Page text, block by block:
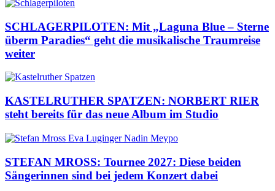
SCHLAGERPILOTEN: Mit „Laguna Blue – Sterne
überm Paradies“ geht die musikalische Traumreise
weiter
KASTELRUTHER SPATZEN: NORBERT RIER
steht bereits für das neue Album im Studio
STEFAN MROSS: Tournee 2027: Diese beiden
Sängerinnen sind bei jedem Konzert dabei